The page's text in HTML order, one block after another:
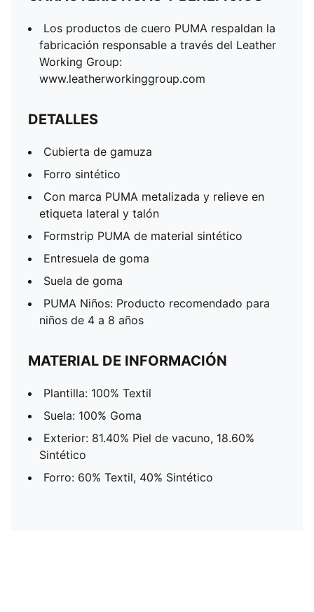
Los productos de cuero PUMA respaldan la
fabricación responsable a través del Leather
Working Group:
www.leatherworkinggroup.com
DETALLES
Cubierta de gamuza
Forro sintético
Con marca PUMA metalizada y relieve en
etiqueta lateral y talón
Formstrip PUMA de material sintético
Entresuela de goma
Suela de goma
PUMA Niños: Producto recomendado para
niños de 4 a 8 años
MATERIAL DE INFORMACIÓN
Plantilla: 100% Textil
Suela: 100% Goma
Exterior: 81.40% Piel de vacuno, 18.60%
Sintético
Forro: 60% Textil, 40% Sintético